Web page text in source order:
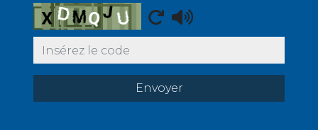
Captcha
Envoyer